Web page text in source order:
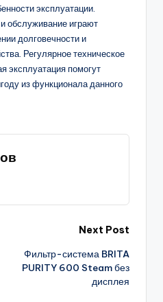
эксплуатации.
обслуживание играют
долговечности и
Регулярное техническое
эксплуатация помогут
из функционала данного
Next Post
Фильтр-система BRITA
PURITY 600 Steam без
дисплея